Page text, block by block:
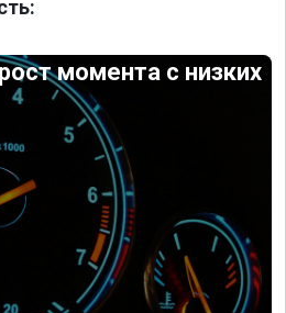
момента с низких